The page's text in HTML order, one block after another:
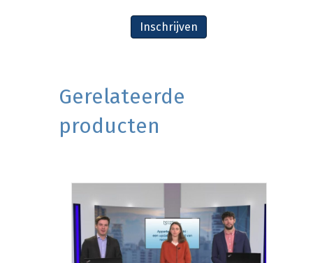
Inschrijven
Gerelateerde
producten